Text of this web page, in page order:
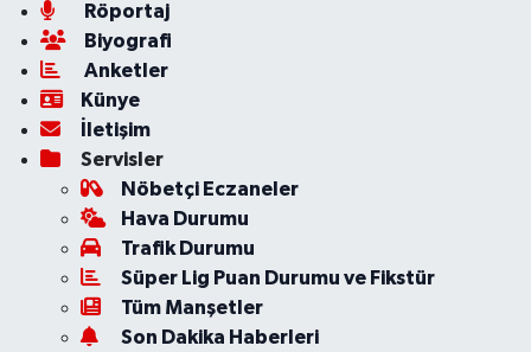
Röportaj
Biyografi
Anketler
Künye
İletişim
Servisler
Nöbetçi Eczaneler
Hava Durumu
Trafik Durumu
Süper Lig Puan Durumu ve Fikstür
Tüm Manşetler
Son Dakika Haberleri